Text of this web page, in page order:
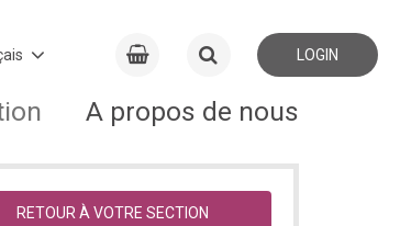
LOGIN
A propos de nous
RETOUR À VOTRE SECTION